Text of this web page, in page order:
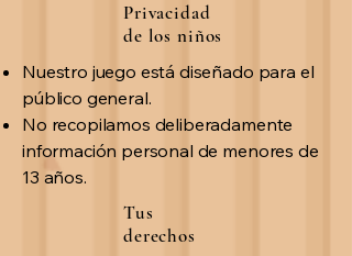
Privacidad
de los niños
Nuestro juego está diseñado para el
público general.
No recopilamos deliberadamente
información personal de menores de
13 años.
Tus
derechos